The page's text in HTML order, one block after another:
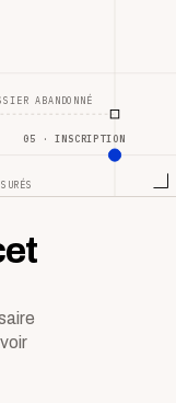
05 · INSCRIPTION
ABANDONNÉ